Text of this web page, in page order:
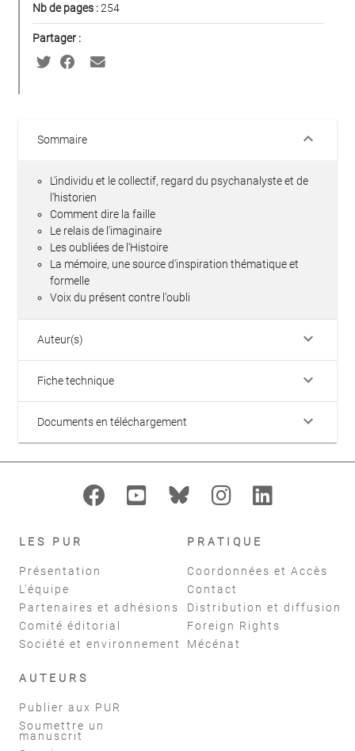
Nb de pages :254
Partager :
Sommaire keyboard_arrow_down
L'individu et le collectif, regard du psychanalyste et de
l'historien
Comment dire la faille
Le relais de l'imaginaire
Les oubliées de l'Histoire
La mémoire, une source d'inspiration thématique et
formelle
Voix du présent contre l'oubli
Auteur(s) keyboard_arrow_down
Fiche technique keyboard_arrow_down
Documents en téléchargement keyboard_arrow_down
LES PUR
Présentation
L'équipe
Partenaires et adhésions
Comité éditorial
Société et environnement
PRATIQUE
Coordonnées et Accès
Contact
Distribution et diffusion
Foreign Rights
Mécénat
AUTEURS
Publier aux PUR
Soumettre un
manuscrit